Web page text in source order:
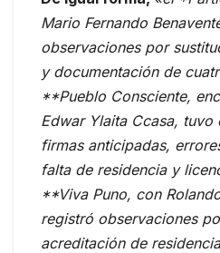
Mario Fernando
observaciones por
y documentación de
**Pueblo Consciente,
Edwar Ylaita Ccasa,
firmas anticipadas,
falta de residencia y
**Viva Puno, con
registró observaciones
acreditación de